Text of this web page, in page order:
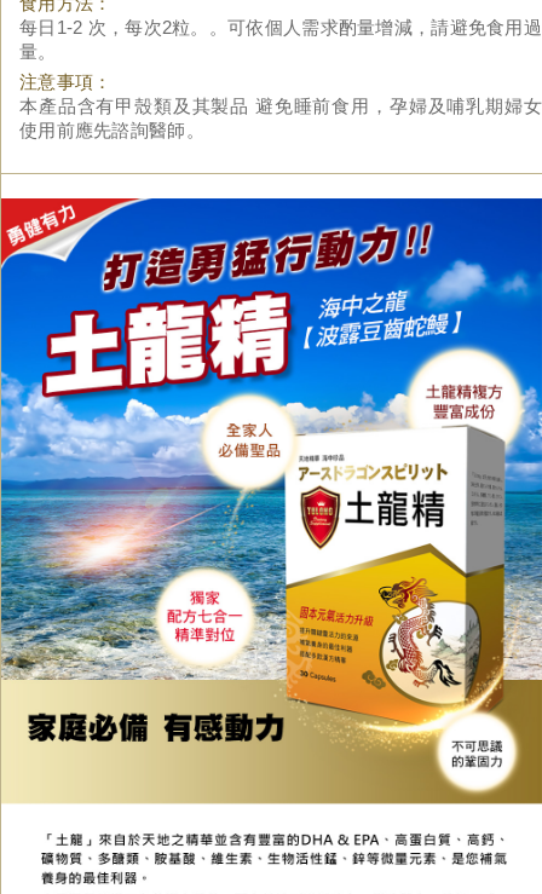
食用方法：
每日1-2 次，每次2粒。。可依個人需求酌量增減，請避免食用過
量。
注意事項：
本產品含有甲殼類及其製品 避免睡前食用，孕婦及哺乳期婦女
使用前應先諮詢醫師。